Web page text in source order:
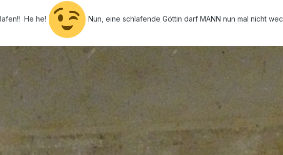
He he! Nun, eine schlafende Göttin darf MANN nun mal nicht